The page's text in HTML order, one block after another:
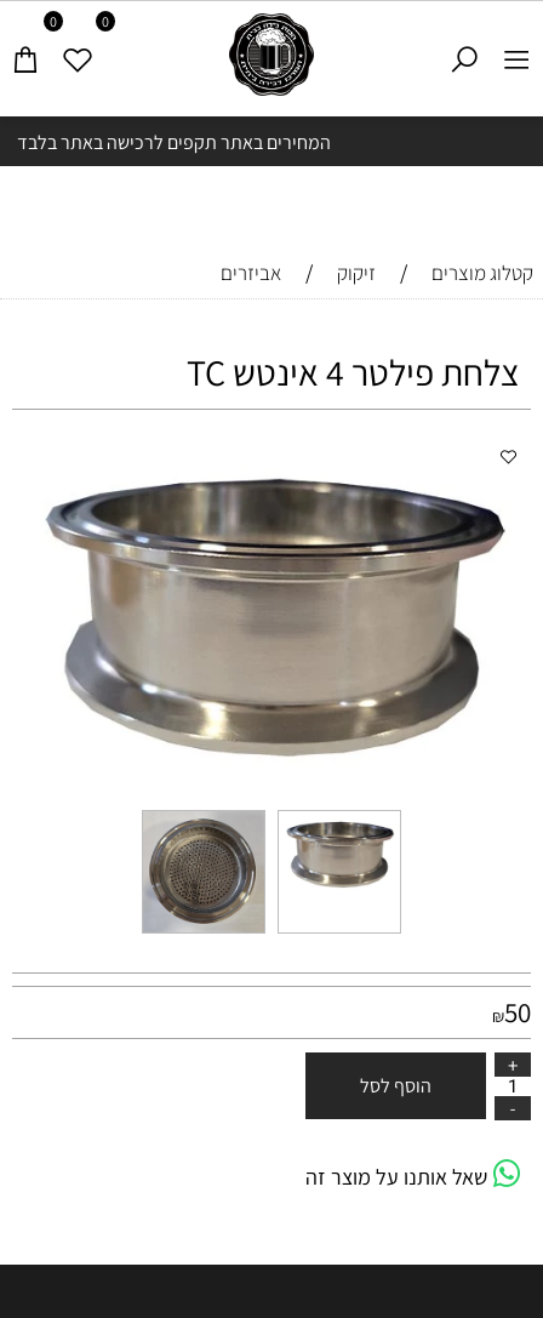
המחירים באתר תקפים לרכישה באתר בלבד
0 0
קטלוג מוצרים / זיקוק / אביזרים
צלחת פילטר 4 אינטש TC
₪50
הוסף לסל
שאל אותנו על מוצר זה